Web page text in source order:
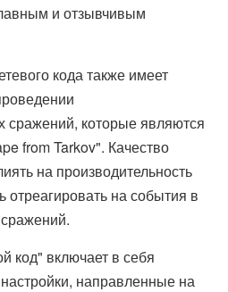
и отзывчивым
кода также имеет
сражений, которые являются
from Tarkov". Качество
на производительность
отреагировать на события в
код" включает в себя
направленные на